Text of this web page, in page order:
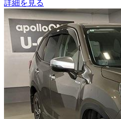
詳細を見る